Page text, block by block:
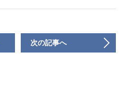
次の記事へ